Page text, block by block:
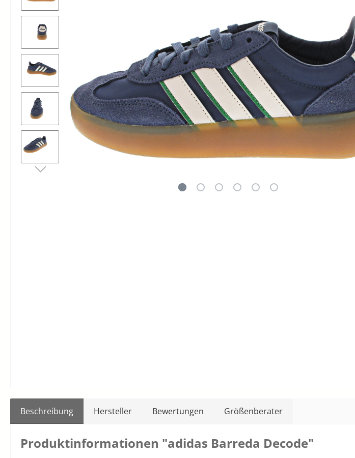
Beschreibung Hersteller Bewertungen Größenberater
Produktinformationen "adidas Barreda Decode"